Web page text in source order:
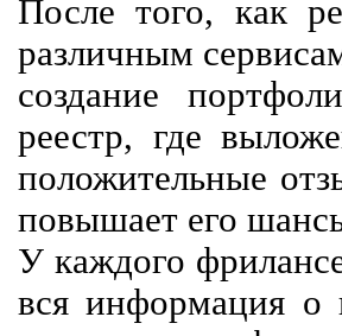
После того, как
различным
создание
реестр, где
положительные
повышает его
У каждого
вся информация о